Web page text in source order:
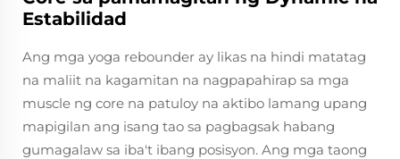
Estabilidad
Ang mga yoga rebounder ay likas na hindi matatag
na maliit na kagamitan na nagpapahirap sa mga
muscle ng core na patuloy na aktibo lamang upang
mapigilan ang isang tao sa pagbagsak habang
gumagalaw sa iba't ibang posisyon. Ang mga taong